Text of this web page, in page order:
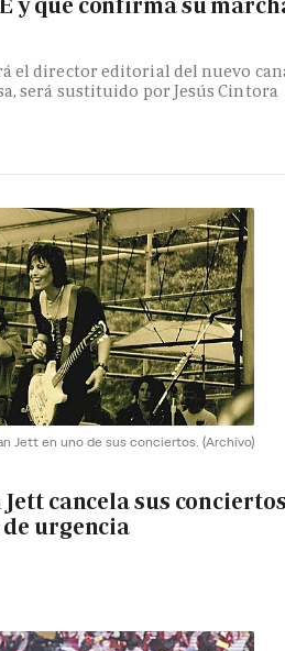
el director editorial del nuevo
será sustituido por Jesús Cintora
Jett en uno de sus conciertos. (Archivo)
cancela sus
urgencia